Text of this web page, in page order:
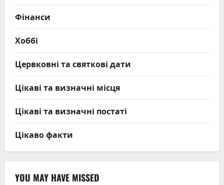
Фінанси
Хоббі
Цервковні та святкові дати
Цікаві та визначні місця
Цікаві та визначні постаті
Цікаво факти
YOU MAY HAVE MISSED